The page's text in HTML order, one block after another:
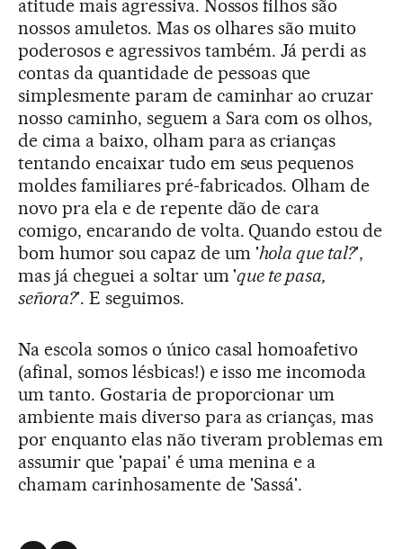
atitude mais agressiva. Nossos filhos são
nossos amuletos. Mas os olhares são muito
poderosos e agressivos também. Já perdi as
contas da quantidade de pessoas que
simplesmente param de caminhar ao cruzar
nosso caminho, seguem a Sara com os olhos,
de cima a baixo, olham para as crianças
tentando encaixar tudo em seus pequenos
moldes familiares pré-fabricados. Olham de
novo pra ela e de repente dão de cara
comigo, encarando de volta. Quando estou de
bom humor sou capaz de um 'hola que tal?',
mas já cheguei a soltar um 'que te pasa,
señora?'. E seguimos.
Na escola somos o único casal homoafetivo
(afinal, somos lésbicas!) e isso me incomoda
um tanto. Gostaria de proporcionar um
ambiente mais diverso para as crianças, mas
por enquanto elas não tiveram problemas em
assumir que 'papai' é uma menina e a
chamam carinhosamente de 'Sassá'.